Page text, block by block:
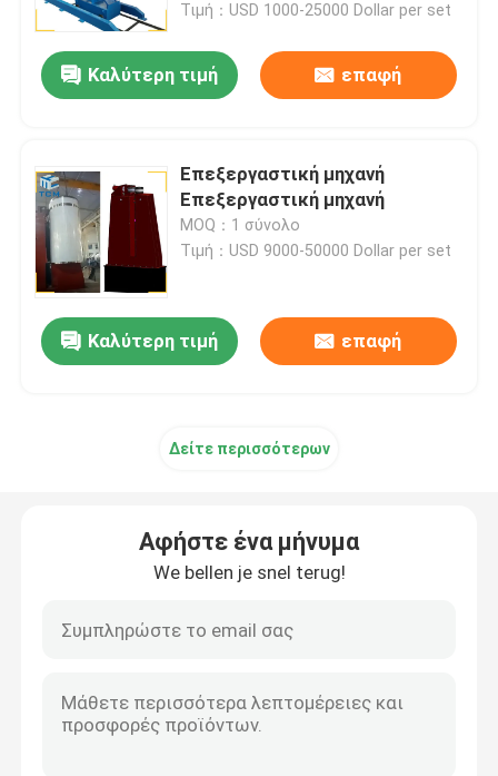
Σπίτι
Προϊόντα
Τιμή：USD 1000-25000 Dollar per set
Καλύτερη τιμή επαφή
Επεξεργαστική μηχανή
Επεξεργαστική μηχανή
MOQ：1 σύνολο
Τιμή：USD 9000-50000 Dollar per set
Καλύτερη τιμή επαφή
Δείτε περισσότερων
Αφήστε ένα μήνυμα
We bellen je snel terug!